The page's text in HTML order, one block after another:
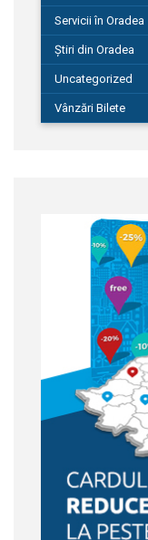
Servicii în Oradea
Știri din Oradea
Uncategorized
Vânzări Bilete